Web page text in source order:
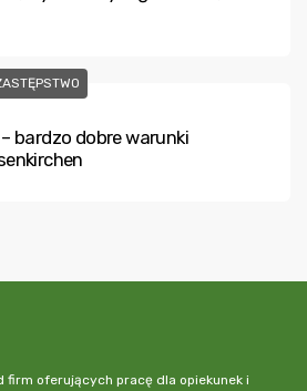
bardzo dobre warunki
oferujących pracę dla opiekunek i